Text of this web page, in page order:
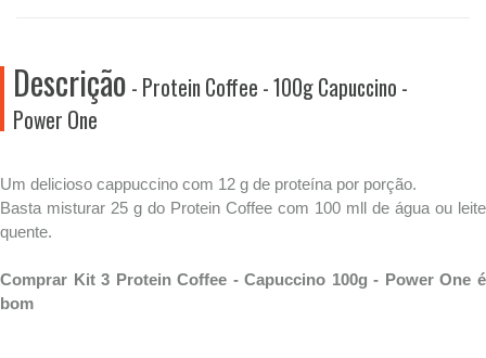
Descrição - Protein Coffee - 100g Capuccino -
Power One
Um delicioso cappuccino com 12 g de proteína por porção.
Basta misturar 25 g do Protein Coffee com 100 mll de água ou leite
quente.
Comprar Kit 3 Protein Coffee - Capuccino 100g - Power One é
bom